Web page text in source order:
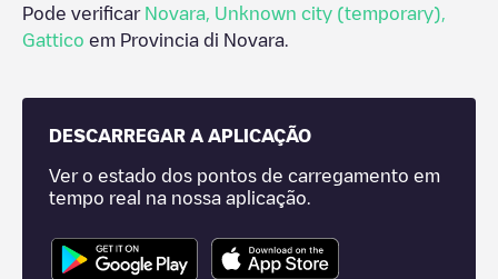
Pode verificar Novara Unknown city (temporary)
Gattico em Provincia di Novara
DESCARREGAR A APLICAÇÃO
Ver o estado dos pontos de carregamento em
tempo real na nossa aplicação.